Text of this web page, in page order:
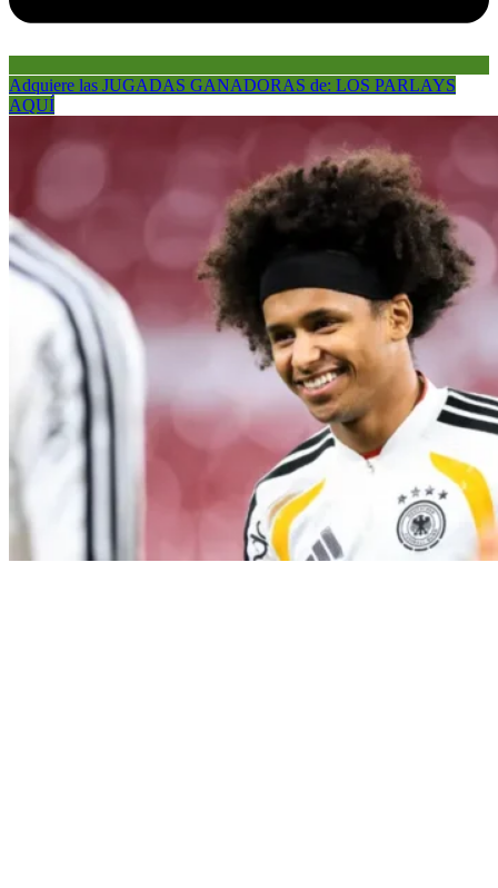
Adquiere las JUGADAS GANADORAS de: LOS PARLAYS
AQUÍ